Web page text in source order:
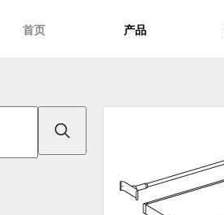
首页 产品